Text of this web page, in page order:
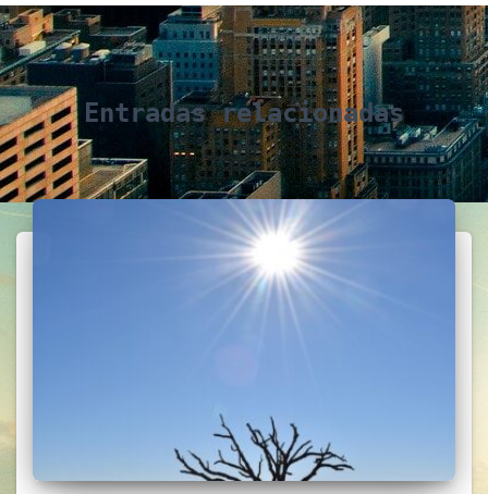
Entradas relacionadas